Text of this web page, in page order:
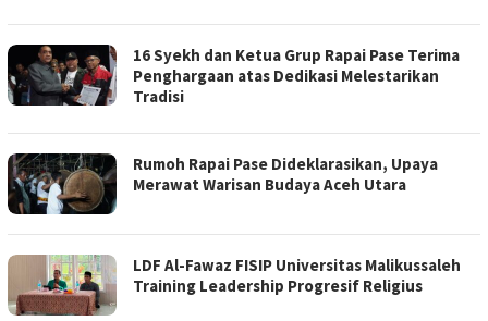
16 Syekh dan Ketua Grup Rapai Pase Terima
Penghargaan atas Dedikasi Melestarikan
Tradisi
Rumoh Rapai Pase Dideklarasikan, Upaya
Merawat Warisan Budaya Aceh Utara
LDF Al-Fawaz FISIP Universitas Malikussaleh
Training Leadership Progresif Religius